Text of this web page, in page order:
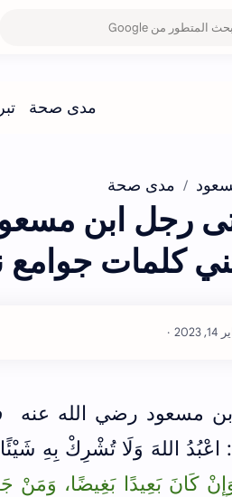
مدى صحة
رجل ابن مسعود
كلمات جوامع
مسعود رضي الله عنه
اعْبُدُ اللهَ وَلَا تُشْرِكْ بِهِ
كَانَ بَعِيدًا بَغِيضًا، وَمَنْ